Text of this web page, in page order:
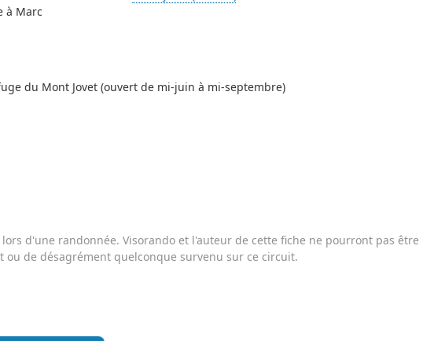
à Marc
du Mont Jovet (ouvert de mi-juin à mi-septembre)
d'une randonnée. Visorando et l'auteur de cette fiche ne pourront pas être
ou de désagrément quelconque survenu sur ce circuit.